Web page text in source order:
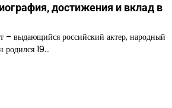
достижения и вклад в
– выдающийся российский актер, народный
19…